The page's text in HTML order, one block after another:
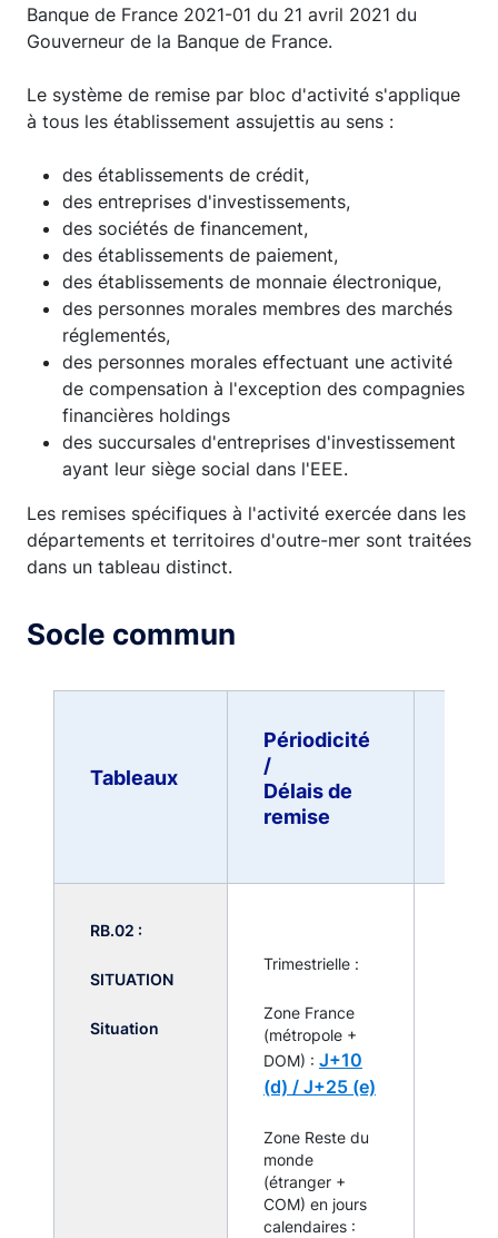
Banque de France 2021-01 du 21 avril 2021 du
Gouverneur de la Banque de France.
Le système de remise par bloc d'activité s'applique
à tous les établissement assujettis au sens :
des établissements de crédit,
des entreprises d'investissements,
des sociétés de financement,
des établissements de paiement,
des établissements de monnaie électronique,
des personnes morales membres des marchés
réglementés,
des personnes morales effectuant une activité
de compensation à l'exception des compagnies
financières holdings
des succursales d'entreprises d'investissement
ayant leur siège social dans l'EEE.
Les remises spécifiques à l'activité exercée dans les
départements et territoires d'outre-mer sont traitées
dans un tableau distinct.
Socle commun
Tableaux
Périodicité
/
Délais de
remise
RB.02 :
SITUATION
Situation
Trimestrielle :
Zone France
(métropole +
DOM) : J+10
(d) / J+25 (e)
Zone Reste du
monde
(étranger +
COM) en jours
calendaires :